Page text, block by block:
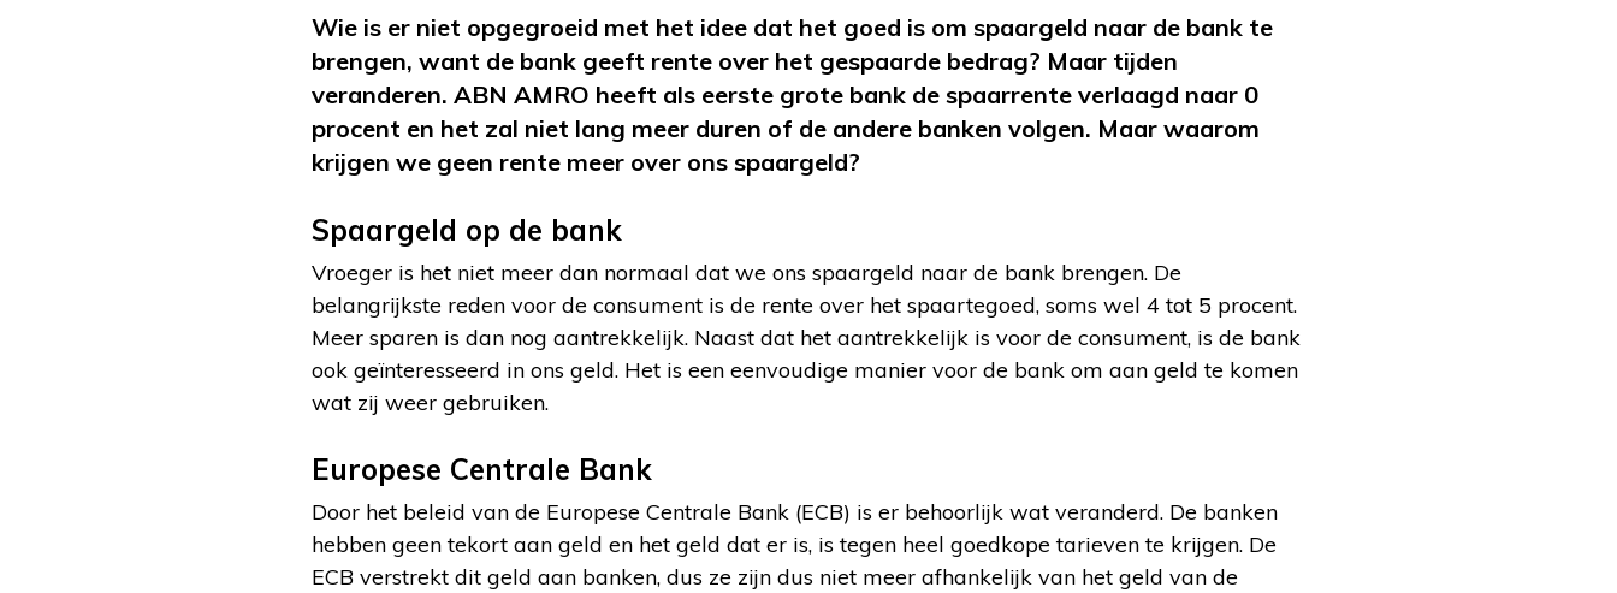
Wie is er niet opgegroeid met het idee dat het goed is om spaargeld naar de bank te
brengen, want de bank geeft rente over het gespaarde bedrag? Maar tijden
veranderen. ABN AMRO heeft als eerste grote bank de spaarrente verlaagd naar 0
procent en het zal niet lang meer duren of de andere banken volgen. Maar waarom
krijgen we geen rente meer over ons spaargeld?
Spaargeld op de bank
Vroeger is het niet meer dan normaal dat we ons spaargeld naar de bank brengen. De
belangrijkste reden voor de consument is de rente over het spaartegoed, soms wel 4 tot 5 procent.
Meer sparen is dan nog aantrekkelijk. Naast dat het aantrekkelijk is voor de consument, is de bank
ook geïnteresseerd in ons geld. Het is een eenvoudige manier voor de bank om aan geld te komen
wat zij weer gebruiken.
Europese Centrale Bank
Door het beleid van de Europese Centrale Bank (ECB) is er behoorlijk wat veranderd. De banken
hebben geen tekort aan geld en het geld dat er is, is tegen heel goedkope tarieven te krijgen. De
ECB verstrekt dit geld aan banken, dus ze zijn dus niet meer afhankelijk van het geld van de